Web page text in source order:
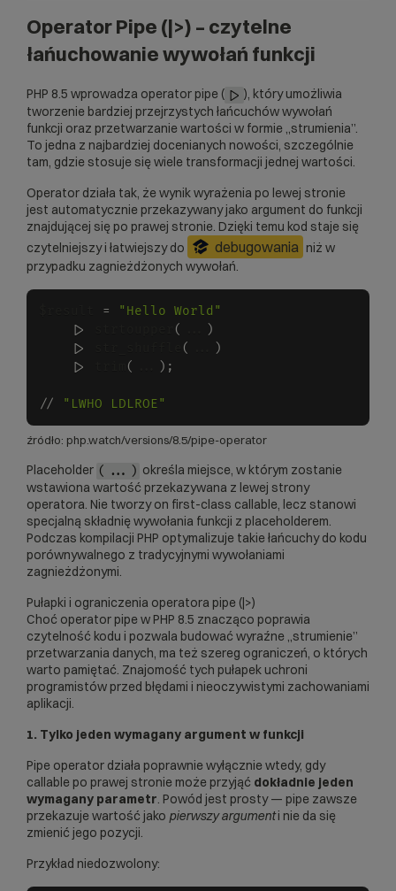
Operator Pipe (|>) – czytelne
łańuchowanie wywołań funkcji
PHP 8.5 wprowadza operator pipe ( |> ), który umożliwia
tworzenie bardziej przejrzystych łańcuchów wywołań
funkcji oraz przetwarzanie wartości w formie „strumienia”.
To jedna z najbardziej docenianych nowości, szczególnie
tam, gdzie stosuje się wiele transformacji jednej wartości.
Operator działa tak, że wynik wyrażenia po lewej stronie
jest automatycznie przekazywany jako argument do funkcji
znajdującej się po prawej stronie. Dzięki temu kod staje się
czytelniejszy i łatwiejszy do
debugowania niż w
przypadku zagnieżdżonych wywołań.
=
"Hello World"
    |
> (
)
    |
> (
)
    |
> ( ) ;
// "LWHO LDLROE"
źródło: php.watch/versions/8.5/pipe-operator
Placeholder (...) określa miejsce, w którym zostanie
wstawiona wartość przekazywana z lewej strony
operatora. Nie tworzy on first-class callable, lecz stanowi
specjalną składnię wywołania funkcji z placeholderem.
Podczas kompilacji PHP optymalizuje takie łańcuchy do kodu
porównywalnego z tradycyjnymi wywołaniami
zagnieżdżonymi.
Pułapki i ograniczenia operatora pipe (|>)
Choć operator pipe w PHP 8.5 znacząco poprawia
czytelność kodu i pozwala budować wyraźne „strumienie”
przetwarzania danych, ma też szereg ograniczeń, o których
warto pamiętać. Znajomość tych pułapek uchroni
programistów przed błędami i nieoczywistymi zachowaniami
aplikacji.
1. Tylko jeden wymagany argument w funkcji
Pipe operator działa poprawnie wyłącznie wtedy, gdy
callable po prawej stronie może przyjąć dokładnie jeden
wymagany parametr. Powód jest prosty — pipe zawsze
przekazuje wartość jako pierwszy argumenti nie da się
zmienić jego pozycji.
Przykład niedozwolony: